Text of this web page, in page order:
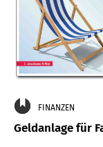
FINANZEN
Geldanlage für